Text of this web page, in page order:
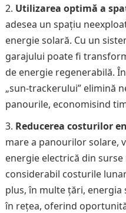
Utilizarea optimă a
adesea un spațiu
energie solară. Cu un
garajului poate fi
de energie regenerabilă.
„sun-trackerului” elimină
panourile, economisind
Reducerea costurilor
mare a panourilor solare,
energie electrică din
considerabil costurile
plus, în multe țări,
în rețea, oferind